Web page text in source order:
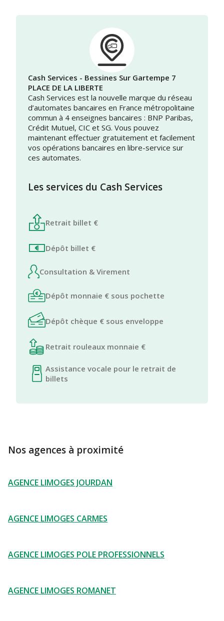
Cash Services - Bessines Sur Gartempe 7
PLACE DE LA LIBERTE
Cash Services est la nouvelle marque du réseau
d’automates bancaires en France métropolitaine
commun à 4 enseignes bancaires : BNP Paribas,
Crédit Mutuel, CIC et SG. Vous pouvez
maintenant effectuer gratuitement et facilement
vos opérations bancaires en libre-service sur
ces automates.
Les services du Cash Services
Retrait billet €
Dépôt billet €
Consultation & Virement
Dépôt monnaie € sous pochette
Dépôt chèque € sous enveloppe
Retrait rouleaux monnaie €
Assistance vocale pour le retrait de
billets
Nos agences à proximité
AGENCE LIMOGES JOURDAN
AGENCE LIMOGES CARMES
AGENCE LIMOGES POLE PROFESSIONNELS
AGENCE LIMOGES ROMANET